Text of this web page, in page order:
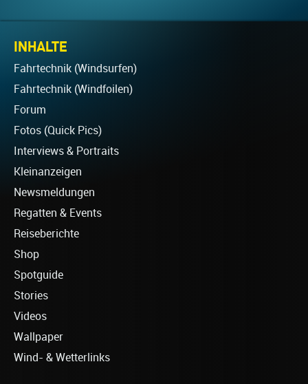
INHALTE
Fahrtechnik (Windsurfen)
Fahrtechnik (Windfoilen)
Forum
Fotos (Quick Pics)
Interviews & Portraits
Kleinanzeigen
Newsmeldungen
Regatten & Events
Reiseberichte
Shop
Spotguide
Stories
Videos
Wallpaper
Wind- & Wetterlinks